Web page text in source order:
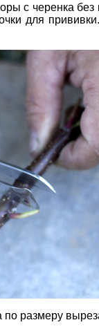
с черенка
для
по размеру